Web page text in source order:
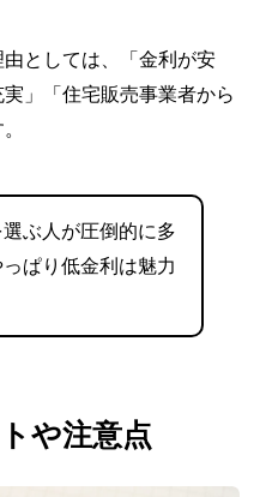
としては、「金利が安
」「住宅販売事業者から
ぶ人が圧倒的に多
ぱり低金利は魅力
や注意点